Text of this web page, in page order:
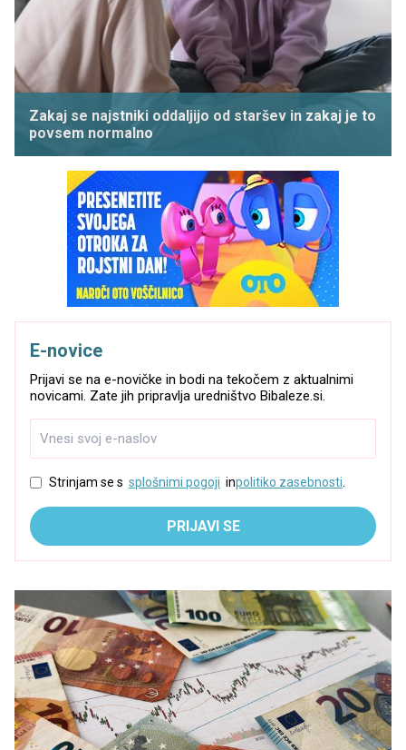
Zakaj se najstniki oddaljijo od staršev in zakaj je to
povsem normalno
E-novice
Prijavi se na e-novičke in bodi na tekočem z aktualnimi
novicami. Zate jih pripravlja uredništvo Bibaleze.si.
Strinjam se s splošnimi pogoji inpolitiko zasebnosti.
PRIJAVI SE